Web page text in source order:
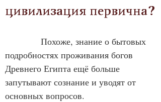
цивилизация первична?
Похоже, знание о бытовых
подробностях проживания богов
Древнего Египта ещё больше
запутывают сознание и уводят от
основных вопросов.